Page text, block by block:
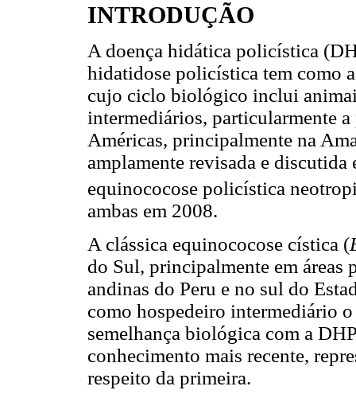
INTRODUÇÃO
A doença hidática policística
hidatidose policística tem como
cujo ciclo biológico inclui
intermediários, particularmente
Américas, principalmente na
amplamente revisada e
equinococose policística
ambas em 2008.
A clássica equinococose cística (
do Sul, principalmente em
andinas do Peru e no sul do
como hospedeiro intermediário
semelhança biológica com a
conhecimento mais recente,
respeito da primeira.